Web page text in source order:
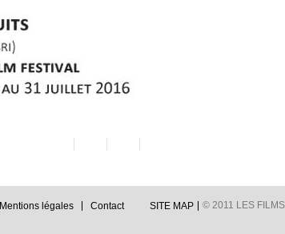
Mentions légales Contact SITE MAP © 2011 LES FILMS